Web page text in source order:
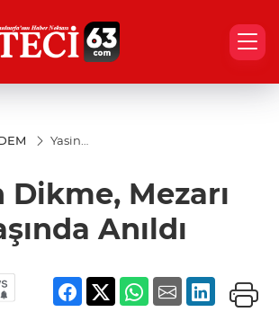
Yasin
Başında
Anıldı
Dikme, Mezarı
Anıldı